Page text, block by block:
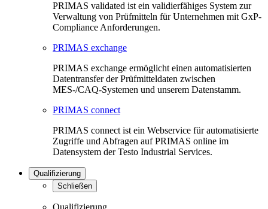
PRIMAS validated ist ein validierfähiges System zur
Verwaltung von Prüfmitteln für Unternehmen mit GxP-
Compliance Anforderungen.
PRIMAS exchange
PRIMAS exchange ermöglicht einen automatisierten
Datentransfer der Prüfmitteldaten zwischen
MES-/CAQ-Systemen und unserem Datenstamm.
PRIMAS connect
PRIMAS connect ist ein Webservice für automatisierte
Zugriffe und Abfragen auf PRIMAS online im
Datensystem der Testo Industrial Services.
Qualifizierung
Schließen
Qualifizierung